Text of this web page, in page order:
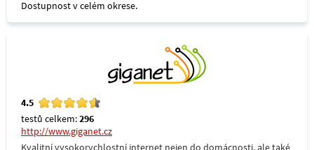
Dostupnost v celém okrese.
4.5
testů celkem:296
http://www.giganet.cz
Kvalitní vysokorychlostní internet nejen do domácnosti, ale také